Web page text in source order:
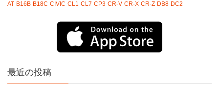
AT B16B B18C CIVIC CL1 CL7 CP3 CR-V CR-X CR-Z DB8 DC2
最近の投稿